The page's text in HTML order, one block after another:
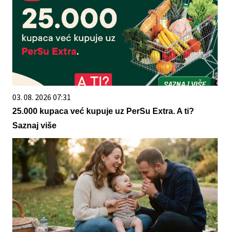
03. 08. 2026 07:31
25.000 kupaca već kupuje uz PerSu Extra. A ti?
Saznaj više